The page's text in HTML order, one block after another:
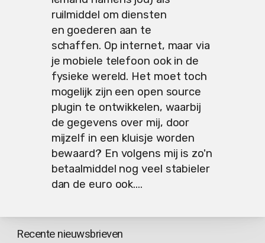
ruilmiddel om diensten
en goederen aan te
schaffen. Op internet, maar via
je mobiele telefoon ook in de
fysieke wereld. Het moet toch
mogelijk zijn een open source
plugin te ontwikkelen, waarbij
de gegevens over mij, door
mijzelf in een kluisje worden
bewaard? En volgens mij is zo'n
betaalmiddel nog veel stabieler
dan de euro ook....
Recente nieuwsbrieven